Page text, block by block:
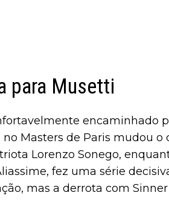
para Musetti
encaminhado
Masters de Paris mudou o
Lorenzo Sonego,
fez uma série
mas a derrota com